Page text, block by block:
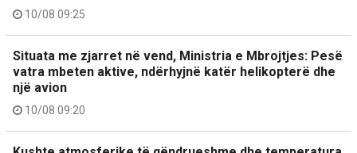
10/08 09:25
Situata me zjarret në vend, Ministria e Mbrojtjes: Pesë
vatra mbeten aktive, ndërhyjnë katër helikopterë dhe
një avion
10/08 09:20